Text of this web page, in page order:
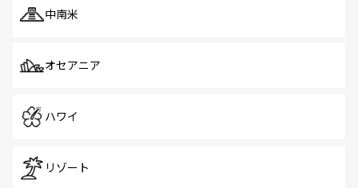
中南米
オセアニア
ハワイ
リゾート